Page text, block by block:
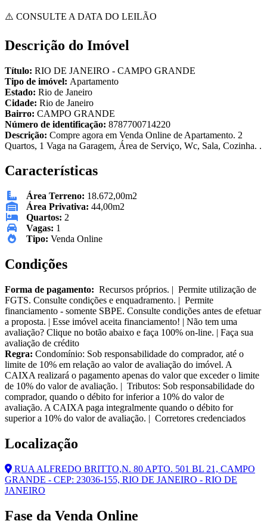
⚠️ CONSULTE A DATA DO LEILÃO
Descrição do Imóvel
Título: RIO DE JANEIRO - CAMPO GRANDE
Tipo de imóvel: Apartamento
Estado: Rio de Janeiro
Cidade: Rio de Janeiro
Bairro: CAMPO GRANDE
Número de identificação: 8787700714220
Descrição: Compre agora em Venda Online de Apartamento. 2
Quartos, 1 Vaga na Garagem, Área de Serviço, Wc, Sala, Cozinha. .
Características
Área Terreno: 18.672,00m2
Área Privativa: 44,00m2
Quartos: 2
Vagas: 1
Tipo: Venda Online
Condições
Forma de pagamento: Recursos próprios. | Permite utilização de
FGTS. Consulte condições e enquadramento. | Permite
financiamento - somente SBPE. Consulte condições antes de efetuar
a proposta. | Esse imóvel aceita financiamento! | Não tem uma
avaliação? Clique no botão abaixo e faça 100% on-line. | Faça sua
avaliação de crédito
Regra: Condomínio: Sob responsabilidade do comprador, até o
limite de 10% em relação ao valor de avaliação do imóvel. A
CAIXA realizará o pagamento apenas do valor que exceder o limite
de 10% do valor de avaliação. | Tributos: Sob responsabilidade do
comprador, quando o débito for inferior a 10% do valor de
avaliação. A CAIXA paga integralmente quando o débito for
superior a 10% do valor de avaliação. | Corretores credenciados
Localização
RUA ALFREDO BRITTO,N. 80 APTO. 501 BL 21, CAMPO
GRANDE - CEP: 23036-155, RIO DE JANEIRO - RIO DE
JANEIRO
Fase da Venda Online